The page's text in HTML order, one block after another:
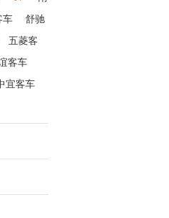
车 舒驰
五菱客
客车
宜客车